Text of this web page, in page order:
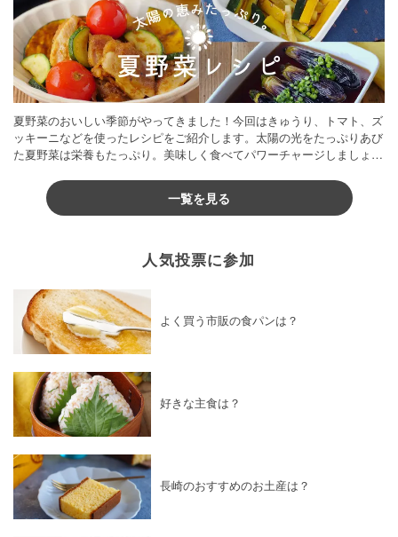
夏野菜のおいしい季節がやってきました！今回はきゅうり、トマト、ズ
ッキーニなどを使ったレシピをご紹介します。太陽の光をたっぷりあび
た夏野菜は栄養もたっぷり。美味しく食べてパワーチャージしましょう
一覧を見る
人気投票に参加
よく買う市販の食パンは？
好きな主食は？
長崎のおすすめのお土産は？